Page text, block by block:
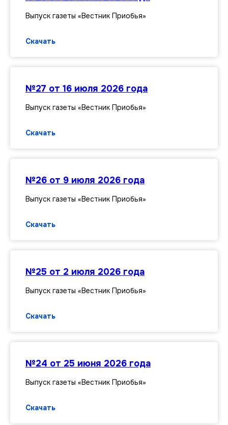
Выпуск газеты «Вестник Приобья»
Скачать
№27 от 16 июля 2026 года
Выпуск газеты «Вестник Приобья»
Скачать
№26 от 9 июля 2026 года
Выпуск газеты «Вестник Приобья»
Скачать
№25 от 2 июля 2026 года
Выпуск газеты «Вестник Приобья»
Скачать
№24 от 25 июня 2026 года
Выпуск газеты «Вестник Приобья»
Скачать